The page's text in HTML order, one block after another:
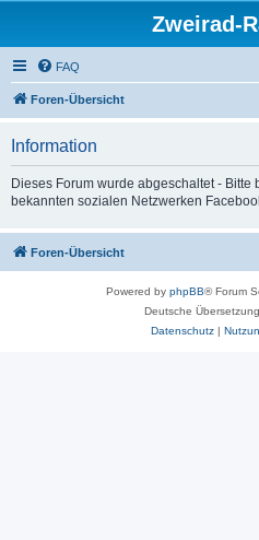
Zweirad-
FAQ
Foren-Übersicht
Information
Dieses Forum wurde abgeschaltet - Bitte
bekannten sozialen Netzwerken
Foren-Übersicht
Powered by phpBB® Forum
Deutsche
Datenschutz|